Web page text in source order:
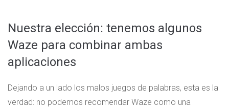
Nuestra elección: tenemos algunos
Waze para combinar ambas
aplicaciones
Dejando a un lado los malos juegos de palabras, esta es la
verdad: no podemos recomendar Waze como una